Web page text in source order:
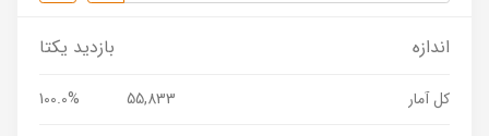
اندازه بازدید یکتا
کل آمار 55,833
100.0%